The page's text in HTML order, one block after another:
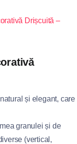
Drișcuită –
și elegant, care
granulei și de
(vertical,